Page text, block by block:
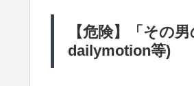
【危険】「その
dailymotion等)